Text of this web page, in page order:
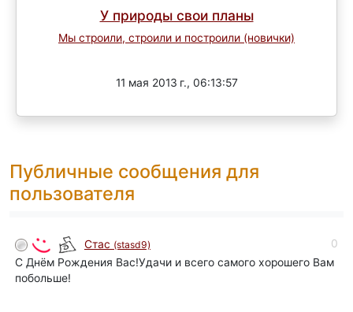
У природы свои планы
Мы строили, строили и построили (новички)
11 мая 2013 г., 06:13:57
Публичные сообщения для
пользователя
Стас (stasd9)
0
С Днём Рождения Вас!Удачи и всего самого хорошего Вам
побольше!